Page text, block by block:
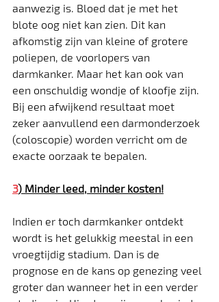
aanwezig is. Bloed dat je met het
blote oog niet kan zien. Dit kan
afkomstig zijn van kleine of grotere
poliepen, de voorlopers van
darmkanker. Maar het kan ook van
een onschuldig wondje of kloofje zijn.
Bij een afwijkend resultaat moet
zeker aanvullend een darmonderzoek
(coloscopie) worden verricht om de
exacte oorzaak te bepalen.
3) Minder leed, minder kosten!
Indien er toch darmkanker ontdekt
wordt is het gelukkig meestal in een
vroegtijdig stadium. Dan is de
prognose en de kans op genezing veel
groter dan wanneer het in een verder